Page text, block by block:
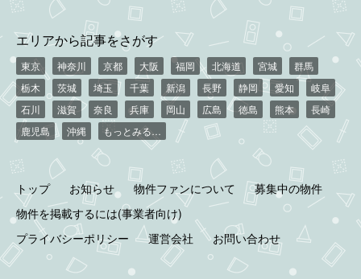
エリアから記事をさがす
東京 神奈川 京都 大阪 福岡 北海道 宮城
群馬
栃木
茨城 埼玉 千葉 新潟 長野 静岡 愛知
岐阜
石川
滋賀 奈良 兵庫 岡山 広島 徳島 熊本
長崎
鹿児島
沖縄 もっとみる…
トップ お知らせ 物件ファンについて
募集中の物件
物件を掲載するには(事業者向け)
プライバシーポリシー
運営会社 お問い合わせ